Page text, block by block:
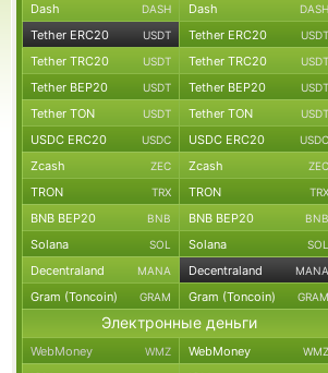
Dash DASH Dash DASH
Tether ERC20 USDT Tether ERC20 USDT
Tether TRC20 USDT Tether TRC20 USDT
Tether BEP20 USDT Tether BEP20 USDT
Tether TON USDT Tether TON USDT
USDC ERC20 USDC USDC ERC20 USDC
Zcash ZEC Zcash ZEC
TRON TRX TRON TRX
BNB BEP20 BNB BNB BEP20 BNB
Solana SOL Solana SOL
Decentraland MANA Decentraland MANA
Gram (Toncoin) GRAM Gram (Toncoin) GRAM
Электронные деньги
WebMoney WMZ WebMoney WMZ